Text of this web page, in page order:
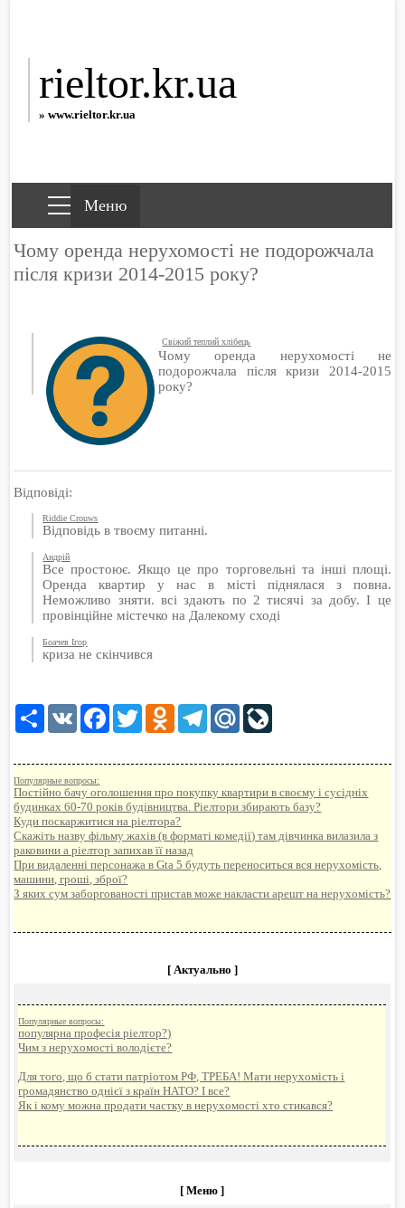
rieltor.kr.ua
» www.rieltor.kr.ua
Чому оренда нерухомості не подорожчала
після кризи 2014-2015 року?
Свіжий теплий хлібець
Чому оренда нерухомості не
подорожчала після кризи 2014-2015
року?
Відповіді:
Riddie Crouws
Відповідь в твоєму питанні.
Андрій
Все простоює. Якщо це про торговельні та інші площі.
Оренда квартир у нас в місті піднялася з повна.
Неможливо зняти. всі здають по 2 тисячі за добу. І це
провінційне містечко на Далекому сході
Боачев Ігор
криза не скінчився
Share VK Facebook
TwitterOdnoklassniki
TelegramMail.Ru
Популярные вопросы:
Постійно бачу оголошення про покупку квартири в своєму і сусідніх
будинках 60-70 років будівництва. Ріелтори збирають базу?
Куди поскаржитися на ріелтора?
Скажіть назву фільму жахів (в форматі комедії) там дівчинка вилазила з
раковини а ріелтор запихав її назад
При видаленні персонажа в Gta 5 будуть переноситься вся нерухомість,
машини, гроші, зброї?
З яких сум заборгованості пристав може накласти арешт на нерухомість?
[ Актуально ]
Популярные вопросы:
популярна професія ріелтор?)
Чим з нерухомості володієте?
Для того, що б стати патріотом РФ, ТРЕБА! Мати нерухомість і
громадянство однієї з країн НАТО? І все?
Як і кому можна продати частку в нерухомості хто стикався?
[ Меню ]